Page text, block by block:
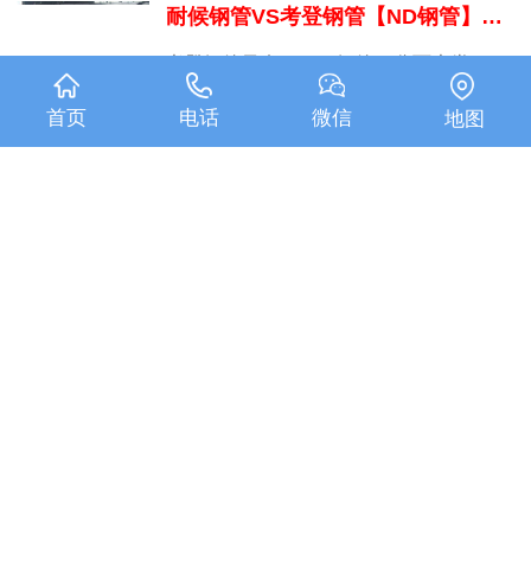
耐候钢管VS考登钢管【ND钢管】知识科普
考登钢管又名Corten钢管，分两大类：
Corten A、CortenB，是美国Cu-P系列…
首页 电话 微信 地图